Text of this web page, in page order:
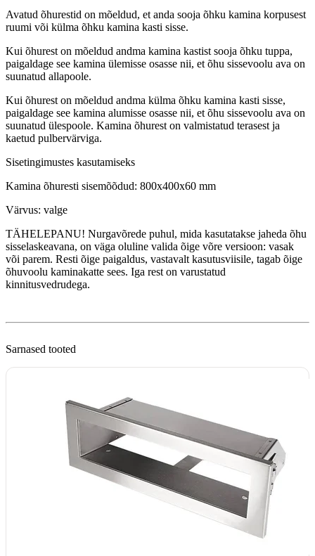
Avatud õhurestid on mõeldud, et anda sooja õhku kamina korpusest
ruumi või külma õhku kamina kasti sisse.
Kui õhurest on mõeldud andma kamina kastist sooja õhku tuppa,
paigaldage see kamina ülemisse osasse nii, et õhu sissevoolu ava on
suunatud allapoole.
Kui õhurest on mõeldud andma külma õhku kamina kasti sisse,
paigaldage see kamina alumisse osasse nii, et õhu sissevoolu ava on
suunatud ülespoole. Kamina õhurest on valmistatud terasest ja
kaetud pulbervärviga.
Sisetingimustes kasutamiseks
Kamina õhuresti sisemõõdud: 800x400x60 mm
Värvus: valge
TÄHELEPANU! Nurgavõrede puhul, mida kasutatakse jaheda õhu
sisselaskeavana, on väga oluline valida õige võre versioon: vasak
või parem. Resti õige paigaldus, vastavalt kasutusviisile, tagab õige
õhuvoolu kaminakatte sees. Iga rest on varustatud
kinnitusvedrudega.
Sarnased tooted